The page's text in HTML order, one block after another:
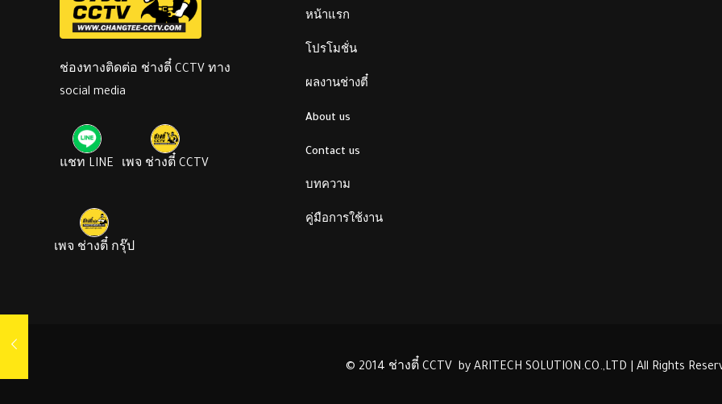
ช่องทางติดต่อ ช่างตี๋ CCTV ทาง
social media
แชท LINE เพจ ช่างตี๋ CCTV
เพจ ช่างตี๋ กรุ๊ป
หน้าแรก
โปรโมชั่น
ผลงานช่างตี๋
About us
Contact us
บทความ
คู่มือการใช้งาน
© 2014 ช่างตี๋ CCTV by ARITECH SOLUTION.CO.,LTD | All Rights